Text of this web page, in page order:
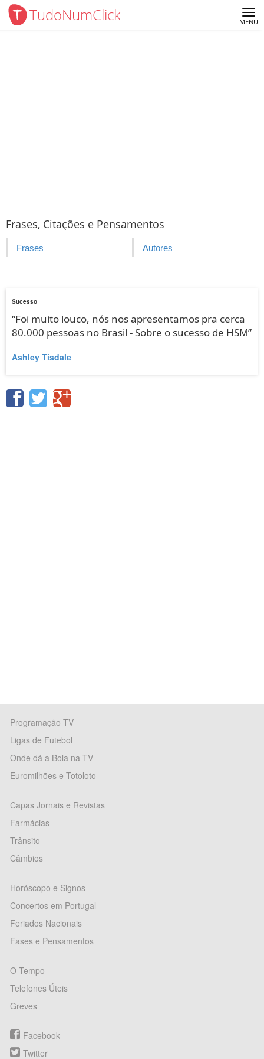
TudoNumClick MENU
Frases, Citações e Pensamentos
Frases Autores
Sucesso
“Foi muito louco, nós nos apresentamos pra cerca
80.000 pessoas no Brasil - Sobre o sucesso de HSM”
Ashley Tisdale
Programação TV
Ligas de Futebol
Onde dá a Bola na TV
Euromilhões e Totoloto
Capas Jornais e Revistas
Farmácias
Trânsito
Câmbios
Horóscopo e Signos
Concertos em Portugal
Feriados Nacionais
Fases e Pensamentos
O Tempo
Telefones Úteis
Greves
Facebook
Twitter